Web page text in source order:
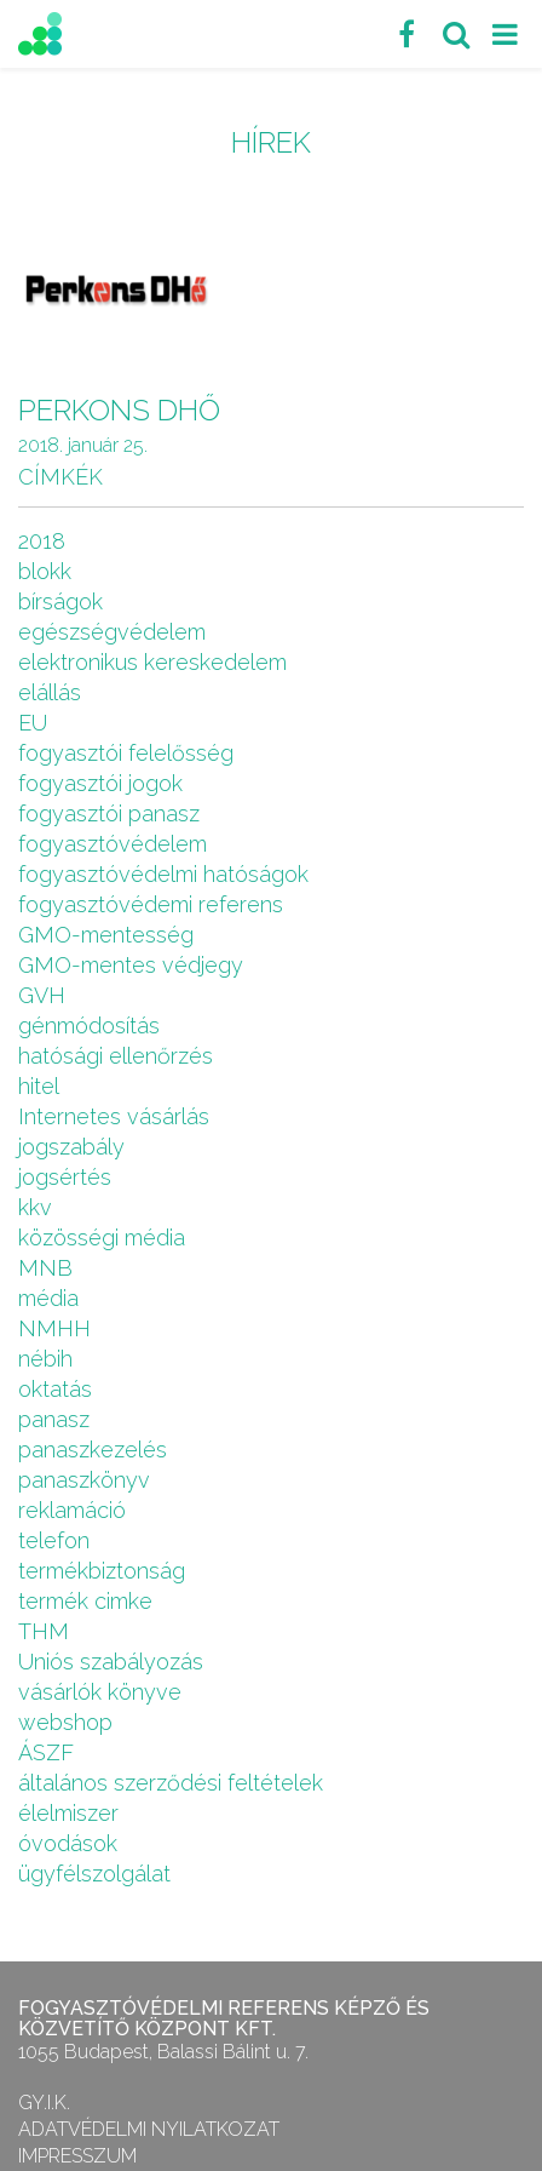
HÍREK
PERKONS DHŐ
2018. január 25.
CÍMKÉK
2018
blokk
bírságok
egészségvédelem
elektronikus kereskedelem
elállás
EU
fogyasztói felelősség
fogyasztói jogok
fogyasztói panasz
fogyasztóvédelem
fogyasztóvédelmi hatóságok
fogyasztóvédemi referens
GMO-mentesség
GMO-mentes védjegy
GVH
génmódosítás
hatósági ellenőrzés
hitel
Internetes vásárlás
jogszabály
jogsértés
kkv
közösségi média
MNB
média
NMHH
nébih
oktatás
panasz
panaszkezelés
panaszkönyv
reklamáció
telefon
termékbiztonság
termék cimke
THM
Uniós szabályozás
vásárlók könyve
webshop
ÁSZF
általános szerződési feltételek
élelmiszer
óvodások
ügyfélszolgálat
FOGYASZTÓVÉDELMI REFERENS KÉPZŐ ÉS
KÖZVETÍTŐ KÖZPONT KFT.
1055 Budapest, Balassi Bálint u. 7.
GY.I.K.
ADATVÉDELMI NYILATKOZAT
IMPRESSZUM